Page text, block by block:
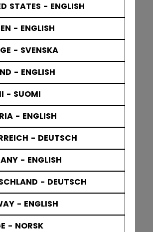
STATES - ENGLISH
- ENGLISH
- SVENSKA
- ENGLISH
- SUOMI
- ENGLISH
- DEUTSCH
- ENGLISH
- DEUTSCH
- ENGLISH
- NORSK
TIL